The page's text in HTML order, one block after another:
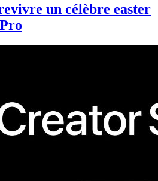
un célèbre easter